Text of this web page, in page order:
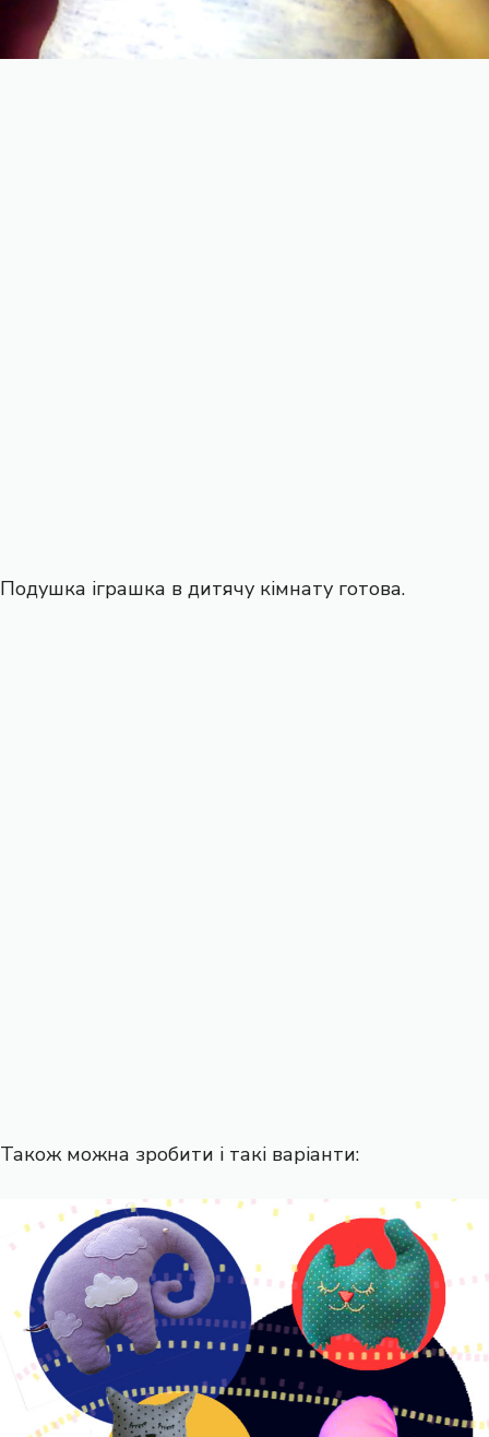
Подушка іграшка в дитячу кімнату готова.
Також можна зробити і такі варіанти: